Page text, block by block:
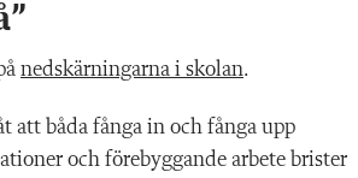
nedskärningarna i skolan.
att båda fånga in och fånga upp
och förebyggande arbete brister